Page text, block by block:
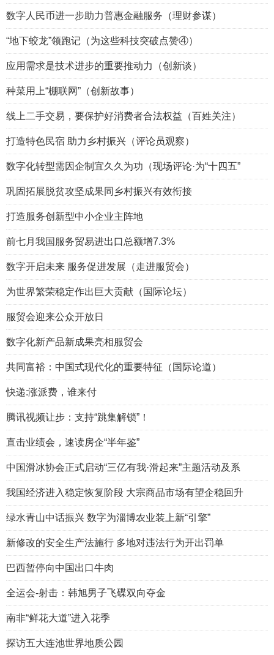
数字人民币进一步助力普惠金融服务（理财参谋）
“地下蛟龙”领跑记（为这些科技突破点赞④）
应用需求是技术进步的重要推动力（创新谈）
种菜用上“棚联网”（创新故事）
线上二手交易，要保护好消费者合法权益（百姓关注）
打造特色民宿 助力乡村振兴（评论员观察）
数字化转型需因企制宜久久为功（现场评论·为“十四五”
巩固拓展脱贫攻坚成果同乡村振兴有效衔接
打造服务创新型中小企业主阵地
前七月我国服务贸易进出口总额增7.3%
数字开启未来 服务促进发展（走进服贸会）
为世界繁荣稳定作出巨大贡献（国际论坛）
服贸会迎来公众开放日
数字化新产品新成果亮相服贸会
共同富裕：中国式现代化的重要特征（国际论道）
快递:涨派费，谁来付
腾讯视频让步：支持“跳集解锁”！
直击业绩会，速读房企“半年鉴”
中国滑冰协会正式启动“三亿有我·滑起来”主题活动及系
我国经济进入稳定恢复阶段 大宗商品市场有望企稳回升
绿水青山中话振兴 数字为淄博农业装上新“引擎”
新修改的安全生产法施行 多地对违法行为开出罚单
巴西暂停向中国出口牛肉
全运会-射击：韩旭男子飞碟双向夺金
南非“鲜花大道”进入花季
探访五大连池世界地质公园